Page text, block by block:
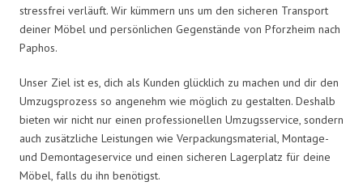
stressfrei verläuft. Wir kümmern uns um den sicheren Transport
deiner Möbel und persönlichen Gegenstände von Pforzheim nach
Paphos.
Unser Ziel ist es, dich als Kunden glücklich zu machen und dir den
Umzugsprozess so angenehm wie möglich zu gestalten. Deshalb
bieten wir nicht nur einen professionellen Umzugsservice, sondern
auch zusätzliche Leistungen wie Verpackungsmaterial, Montage-
und Demontageservice und einen sicheren Lagerplatz für deine
Möbel, falls du ihn benötigst.